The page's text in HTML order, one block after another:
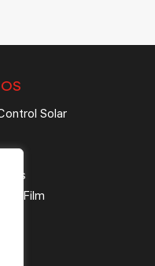
Solar
Film